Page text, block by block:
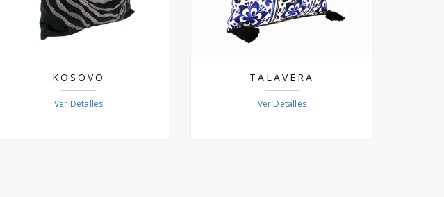
KOSOVO
Ver Detalles
TALAVERA
Ver Detalles